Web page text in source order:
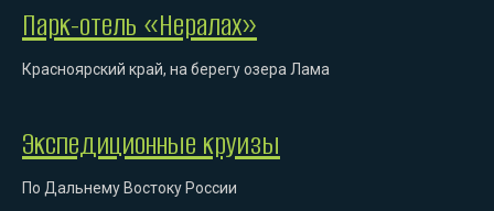
Парк-отель «Нералах»
Красноярский край, на берегу озера Лама
Экспедиционные круизы
По Дальнему Востоку России